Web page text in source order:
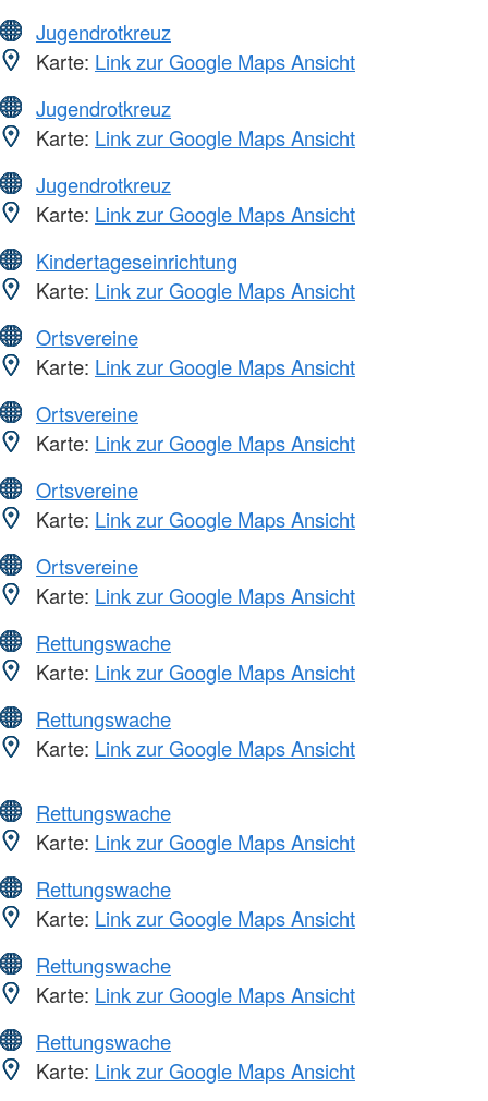
Jugendrotkreuz
Karte: Link zur Google Maps Ansicht
Jugendrotkreuz
Karte: Link zur Google Maps Ansicht
Jugendrotkreuz
Karte: Link zur Google Maps Ansicht
Kindertageseinrichtung
Karte: Link zur Google Maps Ansicht
Ortsvereine
Karte: Link zur Google Maps Ansicht
Ortsvereine
Karte: Link zur Google Maps Ansicht
Ortsvereine
Karte: Link zur Google Maps Ansicht
Ortsvereine
Karte: Link zur Google Maps Ansicht
Rettungswache
Karte: Link zur Google Maps Ansicht
Rettungswache
Karte: Link zur Google Maps Ansicht
Rettungswache
Karte: Link zur Google Maps Ansicht
Rettungswache
Karte: Link zur Google Maps Ansicht
Rettungswache
Karte: Link zur Google Maps Ansicht
Rettungswache
Karte: Link zur Google Maps Ansicht